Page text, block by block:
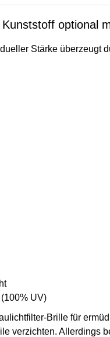
optional
Stärke überzeugt
UV)
Brille für
verzichten.